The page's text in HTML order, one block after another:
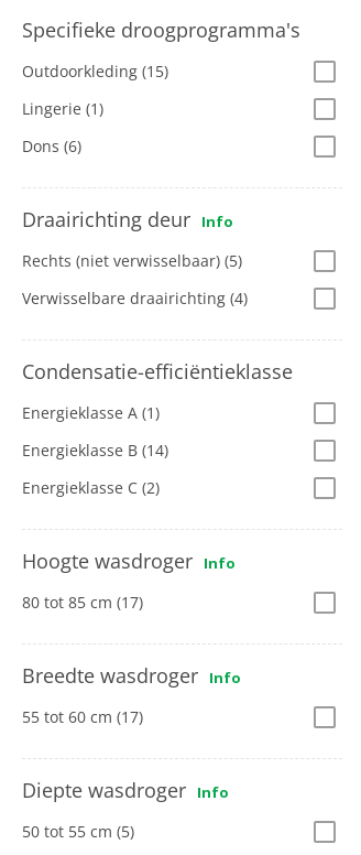
Specifieke droogprogramma's
Outdoorkleding (15)
Lingerie (1)
Dons (6)
Draairichting deur Info
Rechts (niet verwisselbaar) (5)
Verwisselbare draairichting (4)
Condensatie-efficiëntieklasse
Energieklasse A (1)
Energieklasse B (14)
Energieklasse C (2)
Hoogte wasdroger Info
80 tot 85 cm (17)
Breedte wasdroger Info
55 tot 60 cm (17)
Diepte wasdroger Info
50 tot 55 cm (5)